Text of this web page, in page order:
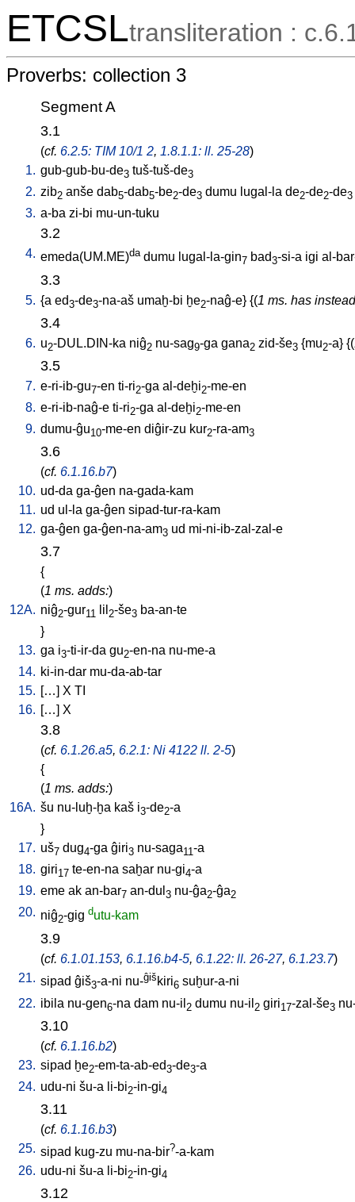
ETCSLtransliteration :
Proverbs: collection 3
Segment A
3.1
(cf. 6.2.5: TIM 10/1 2, 1.8.1.1: ll. 25-28)
1. gub-gub-bu-de3 tuš-tuš-de3
2. zib2 anše dab5-dab5-be2-de3 dumu lugal-la de2-de2-de3
3. a-ba zi-bi mu-un-tuku
3.2
4. emeda(UM.ME)da dumu lugal-la-gin7 bad3-si-a igi al-
3.3
5. {a ed3-de3-na-aš umaḫ-bi ḫe2-naĝ-e} {(1 ms. has
3.4
6. u2-DUL.DIN-ka niĝ2 nu-sag9-ga gana2 zid-še3 {mu2-a} {(
3.5
7. e-ri-ib-gu7-en ti-ri2-ga al-deḫi2-me-en
8. e-ri-ib-naĝ-e ti-ri2-ga al-deḫi2-me-en
9. dumu-ĝu10-me-en diĝir-zu kur2-ra-am3
3.6
(cf. 6.1.16.b7)
10. ud-da ga-ĝen na-gada-kam
11. ud ul-la ga-ĝen sipad-tur-ra-kam
12. ga-ĝen ga-ĝen-na-am3 ud mi-ni-ib-zal-zal-e
3.7
{
(1 ms. adds:)
12A. niĝ2-gur11 lil 2-še3 ba-an-te
}
13. ga i3-ti-ir-da gu2-en-na nu-me-a
14. ki-in-dar mu-da-ab-tar
15. […] X TI
16. […] X
3.8
(cf. 6.1.26.a5, 6.2.1: Ni 4122 ll. 2-5)
{
(1 ms. adds:)
16A. šu nu-luḫ-ḫa kaš i3-de2-a
}
17. uš7 dug4-ga ĝiri3 nu-saga11 -a
18. giri17 te-en-na saḫar nu-gi4-a
19. eme ak an-bar7 an-dul 3 nu-ĝa2-ĝa2
20. niĝ2-gig dutu-kam
3.9
(cf. 6.1.01.153, 6.1.16.b4-5, 6.1.22: ll. 26-27, 6.1.23.7)
21. sipad ĝiš3-a-ni nu-ĝiš kiri6 suḫur-a-ni
22. ibila nu-gen6-na dam nu-il 2 dumu nu-il 2 giri17-zal-še3
3.10
(cf. 6.1.16.b2)
23. sipad ḫe2-em-ta-ab-ed3-de3-a
24. udu-ni šu-a li-bi2-in-gi4
3.11
(cf. 6.1.16.b3)
25. sipad kug-zu mu-na-bir?-a-kam
26. udu-ni šu-a li-bi2-in-gi4
3.12